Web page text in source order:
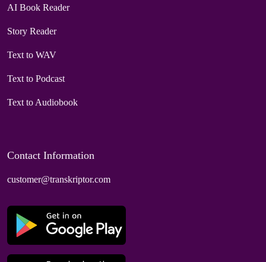
AI Book Reader
Story Reader
Text to WAV
Text to Podcast
Text to Audiobook
Contact Information
customer@transkriptor.com